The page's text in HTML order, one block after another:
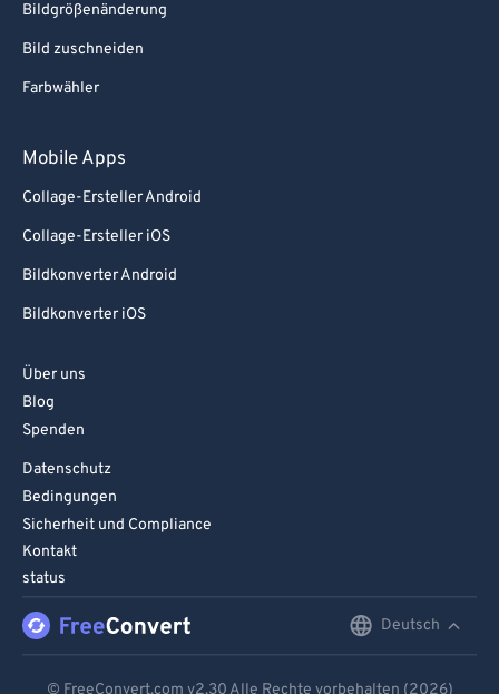
Bildgrößenänderung
Bild zuschneiden
Farbwähler
Mobile Apps
Collage-Ersteller Android
Collage-Ersteller iOS
Bildkonverter Android
Bildkonverter iOS
Über uns
Blog
Spenden
Datenschutz
Bedingungen
Sicherheit und Compliance
Kontakt
status
Deutsch